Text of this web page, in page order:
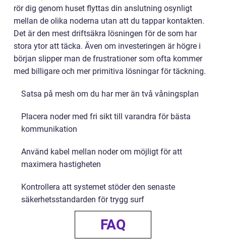
rör dig genom huset flyttas din anslutning osynligt
mellan de olika noderna utan att du tappar kontakten.
Det är den mest driftsäkra lösningen för de som har
stora ytor att täcka. Även om investeringen är högre i
början slipper man de frustrationer som ofta kommer
med billigare och mer primitiva lösningar för täckning.
Satsa på mesh om du har mer än två våningsplan
Placera noder med fri sikt till varandra för bästa
kommunikation
Använd kabel mellan noder om möjligt för att
maximera hastigheten
Kontrollera att systemet stöder den senaste
säkerhetsstandarden för trygg surf
FAQ